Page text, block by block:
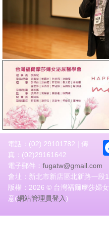
電話：(02) 29101782 | 傳
真：(02)29161642
電子郵件： fugatw@gmail.com
會址：新北市新店區北新路一段
版權：2026 © 台灣福爾摩莎婦
意(網站管理員登入)